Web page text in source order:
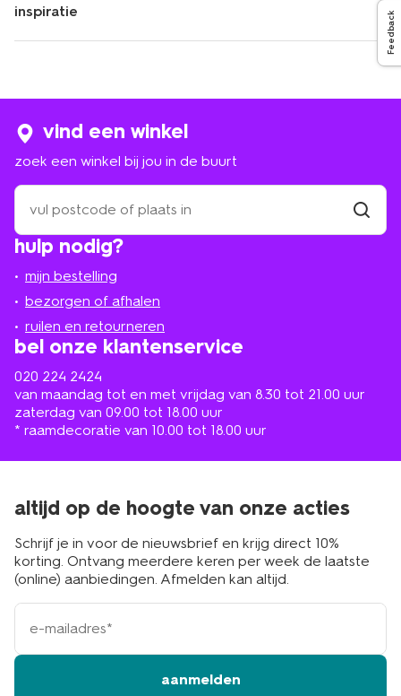
Feedback
inspiratie
hulp nodig?
mijn bestelling
bezorgen of afhalen
ruilen en retourneren
bel onze klantenservice
020 224 2424
van maandag tot en met vrijdag van 8.30 tot 21.00 uur
zaterdag van 09.00 tot 18.00 uur
* raamdecoratie van 10.00 tot 18.00 uur
vind een winkel
zoek een winkel bij jou in de buurt
zoek
een
winkel
bij
in
de
buurt
altijd op de hoogte van onze acties
Schrijf je in voor de nieuwsbrief en krijg direct 10%
korting. Ontvang meerdere keren per week de laatste
(online) aanbiedingen. Afmelden kan altijd.
e-
mailadres
aanmelden